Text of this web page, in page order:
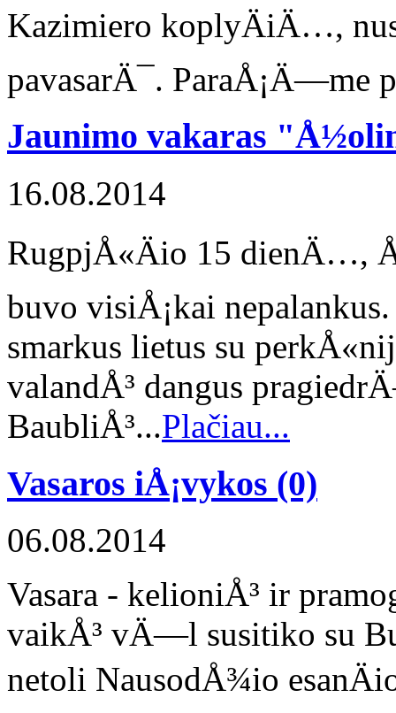
Kazimiero koplyÄiÄ…,
pavasarÄ¯.
Jaunimo vakaras
16.08.2014
RugpjÅ«Äio 15 dienÄ…,
buvo visiÅ¡kai
smarkus lietus su
valandÅ³ dangus
BaubliÅ³...Plačiau...
Vasaros iÅ¡vykos (0)
06.08.2014
Vasara - kelioniÅ³ ir
vaikÅ³ vÄ—l susitiko su
netoli NausodÅ¾io